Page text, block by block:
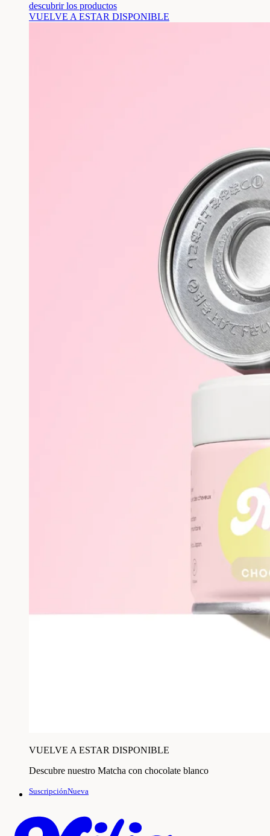
descubrir los productos
VUELVE A ESTAR DISPONIBLE
VUELVE A ESTAR DISPONIBLE
Descubre nuestro Matcha con chocolate blanco
SuscripciónNueva